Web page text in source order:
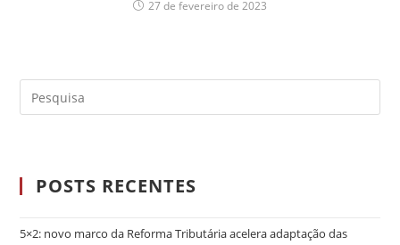
27 de fevereiro de 2023
POSTS RECENTES
5×2: novo marco da Reforma Tributária acelera adaptação das